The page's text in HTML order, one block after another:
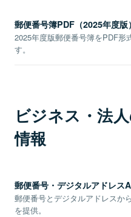
郵便番号簿PDF（2025年度版）
2025年度版郵便番号簿をPDF形
す。
ビジネス・法
情報
郵便番号・デジタルアドレス
郵便番号とデジタルアドレスか
を提供。